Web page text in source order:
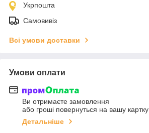
Укрпошта
Самовивіз
Всі умови доставки
Умови оплати
Ви отримаєте замовлення
або гроші повернуться на вашу картку
Детальніше